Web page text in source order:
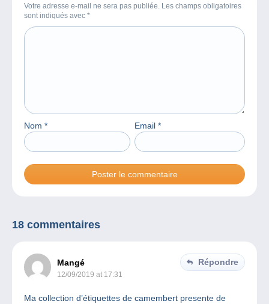
Votre adresse e-mail ne sera pas publiée. Les champs obligatoires
sont indiqués avec *
Nom * Email *
18 commentaires
Mangé
12/09/2019 at 17:31
Répondre
Ma collection d’étiquettes de camembert presente de